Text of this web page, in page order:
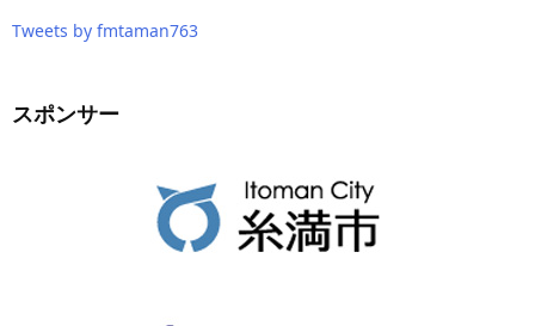
Tweets by fmtaman763
スポンサー